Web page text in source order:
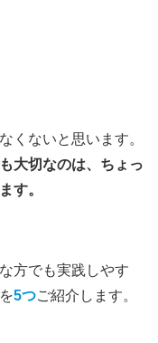
くないと思います。
大切なのは、ちょっ
す。
方でも実践しやす
5つご紹介します。